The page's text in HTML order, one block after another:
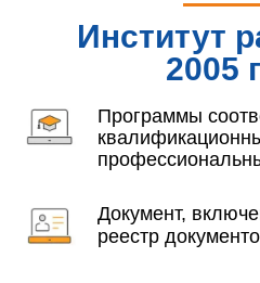
Институт
2005
Программы
Документ,
реестр